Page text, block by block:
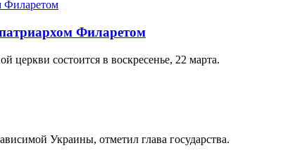
патриархом Филаретом
церкви состоится в воскресенье, 22 марта.
Украины, отметил глава государства.